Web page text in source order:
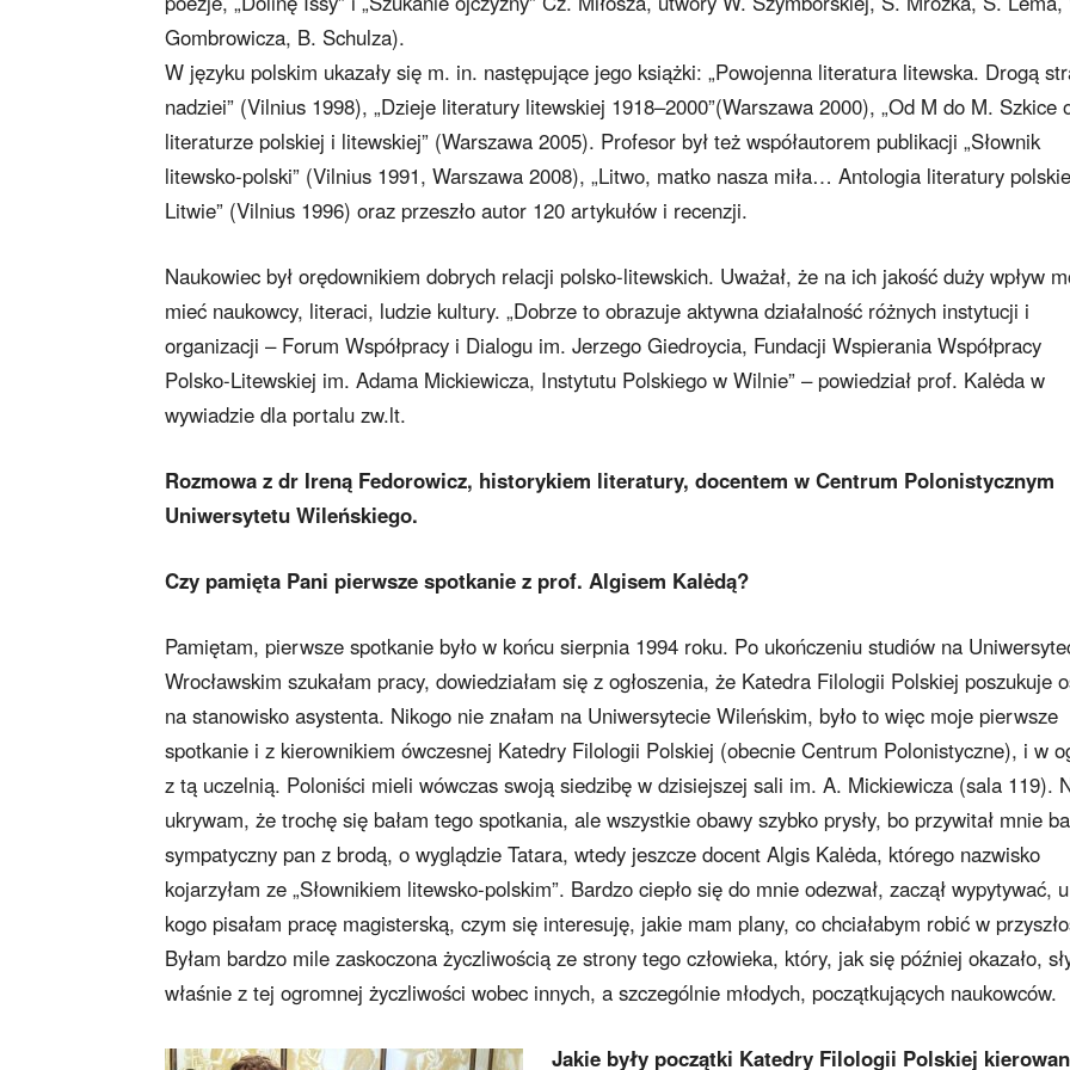
Gombrowicza, B. Schulza).
W języku polskim ukazały się m. in. następujące jego książki: „Powojenna literatura litewska. Drogą
nadziei” (Vilnius 1998), „Dzieje literatury litewskiej 1918–2000”(Warszawa 2000), „Od M do M. Szkice
literaturze polskiej i litewskiej” (Warszawa 2005). Profesor był też współautorem publikacji „Słownik
litewsko-polski” (Vilnius 1991, Warszawa 2008), „Litwo, matko nasza miła… Antologia literatury
Litwie” (Vilnius 1996) oraz przeszło autor 120 artykułów i recenzji.
Naukowiec był orędownikiem dobrych relacji polsko-litewskich. Uważał, że na ich jakość duży wpływ
mieć naukowcy, literaci, ludzie kultury. „Dobrze to obrazuje aktywna działalność różnych instytucji i
organizacji – Forum Współpracy i Dialogu im. Jerzego Giedroycia, Fundacji Wspierania Współpracy
Polsko-Litewskiej im. Adama Mickiewicza, Instytutu Polskiego w Wilnie” – powiedział prof. Kalėda w
wywiadzie dla portalu zw.lt.
Rozmowa z dr Ireną Fedorowicz, historykiem literatury, docentem w Centrum Polonistycznym
Uniwersytetu Wileńskiego.
Czy pamięta Pani pierwsze spotkanie z prof. Algisem Kalėdą?
Pamiętam, pierwsze spotkanie było w końcu sierpnia 1994 roku. Po ukończeniu studiów na
Wrocławskim szukałam pracy, dowiedziałam się z ogłoszenia, że Katedra Filologii Polskiej poszukuje
na stanowisko asystenta. Nikogo nie znałam na Uniwersytecie Wileńskim, było to więc moje pierwsze
spotkanie i z kierownikiem ówczesnej Katedry Filologii Polskiej (obecnie Centrum Polonistyczne), i w
z tą uczelnią. Poloniści mieli wówczas swoją siedzibę w dzisiejszej sali im. A. Mickiewicza (sala 119).
ukrywam, że trochę się bałam tego spotkania, ale wszystkie obawy szybko prysły, bo przywitał mnie
sympatyczny pan z brodą, o wyglądzie Tatara, wtedy jeszcze docent Algis Kalėda, którego nazwisko
kojarzyłam ze „Słownikiem litewsko-polskim”. Bardzo ciepło się do mnie odezwał, zaczął wypytywać, u
kogo pisałam pracę magisterską, czym się interesuję, jakie mam plany, co chciałabym robić w
Byłam bardzo mile zaskoczona życzliwością ze strony tego człowieka, który, jak się później okazało,
właśnie z tej ogromnej życzliwości wobec innych, a szczególnie młodych, początkujących naukowców.
Jakie były początki Katedry Filologii Polskiej